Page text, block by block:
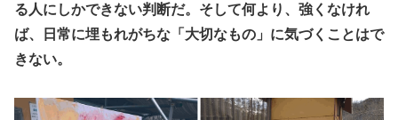
る人にしかできない判断だ。そして何より、強くなけれ
ば、日常に埋もれがちな「大切なもの」に気づくことはで
きない。